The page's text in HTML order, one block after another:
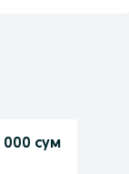
000 сум